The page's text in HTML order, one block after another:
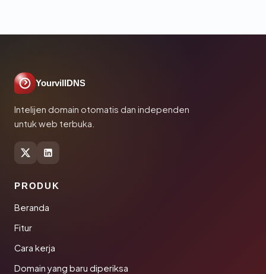
YourvillDNS
Intelijen domain otomatis dan independen
untuk web terbuka.
PRODUK
Beranda
Fitur
Cara kerja
Domain yang baru diperiksa